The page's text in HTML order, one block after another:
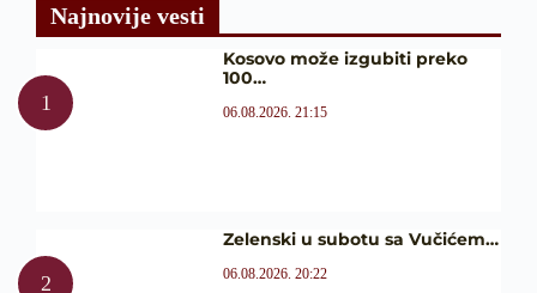
Najnovije vesti
Kosovo može izgubiti preko
100…
06.08.2026. 21:15
Zelenski u subotu sa Vučićem…
06.08.2026. 20:22